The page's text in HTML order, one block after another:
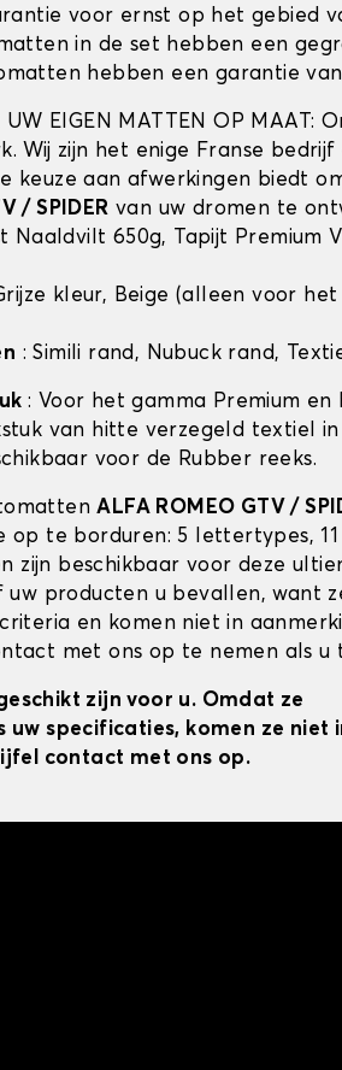
voor ernst op het gebied
in de set hebben een
hebben een garantie van
UW EIGEN MATTEN OP MAAT:
Wij zijn het enige Franse
keuze aan afwerkingen biedt
/ SPIDER van uw dromen te
Naaldvilt 650g, Tapijt Premium
kleur, Beige (alleen voor het
: Simili rand, Nubuck rand,
: Voor het gamma Premium en
van hitte verzegeld textiel
voor de Rubber reeks.
ALFA ROMEO GTV /
op te borduren: 5 lettertypes,
zijn beschikbaar voor deze
producten u bevallen, want
en komen niet in
met ons op te nemen als u
zijn voor u. Omdat ze
uw specificaties, komen ze niet
contact met ons op.